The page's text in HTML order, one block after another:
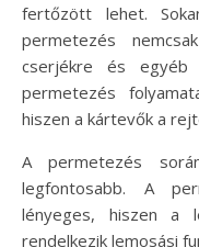
fertőzött lehet.
permetezés
cserjékre és egyéb
permetezés
hiszen a kártevők a
A permetezés
legfontosabb. A
lényeges, hiszen a
rendelkezik lemosási